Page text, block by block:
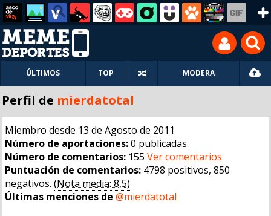
ÚLTIMOS TOP MODERA
Perfil de mierdatotal
Miembro desde 13 de Agosto de 2011
Número de aportaciones:0 publicadas
Número de comentarios: 155 Ver comentarios
Puntuación de comentarios: 4798 positivos, 850
negativos. (Nota media: 8,5)
Últimas menciones de @mierdatotal